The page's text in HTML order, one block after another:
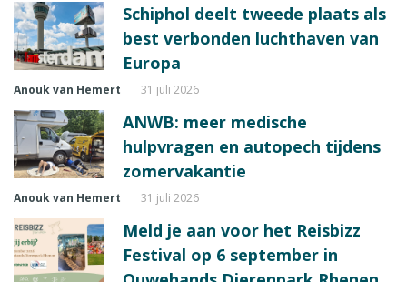
Schiphol deelt tweede plaats als
best verbonden luchthaven van
Europa
Anouk van Hemert 31 juli 2026
ANWB: meer medische
hulpvragen en autopech tijdens
zomervakantie
Anouk van Hemert 31 juli 2026
Meld je aan voor het Reisbizz
Festival op 6 september in